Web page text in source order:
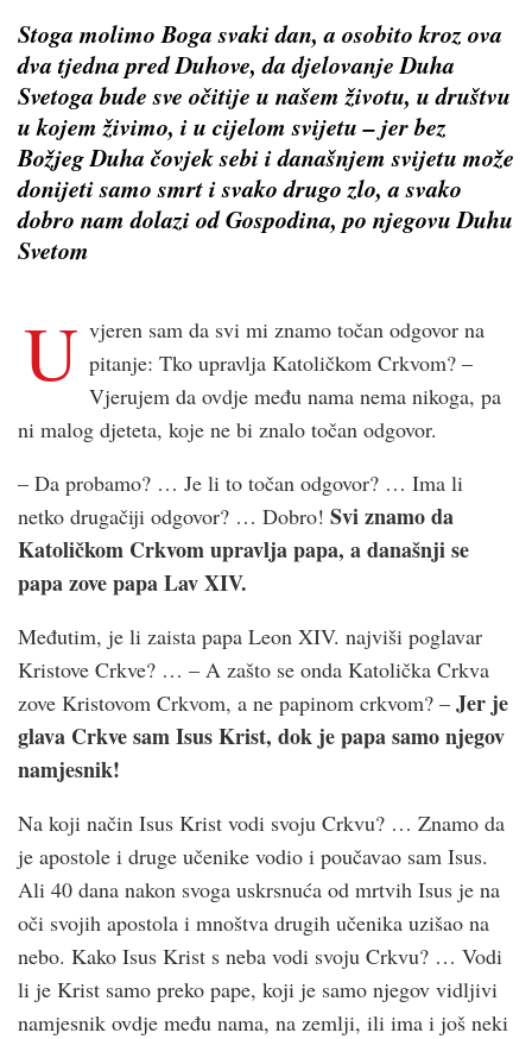
Stoga molimo Boga svaki dan, a osobito kroz ova
dva tjedna pred Duhove, da djelovanje Duha
Svetoga bude sve očitije u našem životu, u društvu
u kojem živimo, i u cijelom svijetu – jer bez
Božjeg Duha čovjek sebi i današnjem svijetu može
donijeti samo smrt i svako drugo zlo, a svako
dobro nam dolazi od Gospodina, po njegovu Duhu
Svetom
U vjeren sam da svi mi znamo točan odgovor na
pitanje: Tko upravlja Katoličkom Crkvom? –
Vjerujem da ovdje među nama nema nikoga, pa
ni malog djeteta, koje ne bi znalo točan odgovor.
– Da probamo? … Je li to točan odgovor? … Ima li
netko drugačiji odgovor? … Dobro! Svi znamo da
Katoličkom Crkvom upravlja papa, a današnji se
papa zove papa Lav XIV.
Međutim, je li zaista papa Leon XIV. najviši poglavar
Kristove Crkve? … – A zašto se onda Katolička Crkva
zove Kristovom Crkvom, a ne papinom crkvom? – Jer je
glava Crkve sam Isus Krist, dok je papa samo njegov
namjesnik!
Na koji način Isus Krist vodi svoju Crkvu? … Znamo da
je apostole i druge učenike vodio i poučavao sam Isus.
Ali 40 dana nakon svoga uskrsnuća od mrtvih Isus je na
oči svojih apostola i mnoštva drugih učenika uzišao na
nebo. Kako Isus Krist s neba vodi svoju Crkvu? … Vodi
li je Krist samo preko pape, koji je samo njegov vidljivi
namjesnik ovdje među nama, na zemlji, ili ima i još neki